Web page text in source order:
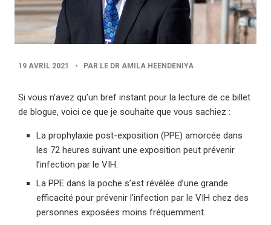
PUBLISHED
19 AVRIL 2021 • PAR LE DR AMILA HEENDENIYA
Si vous n’avez qu’un bref instant pour la lecture de ce billet
de blogue, voici ce que je souhaite que vous sachiez :
La prophylaxie post-exposition (PPE) amorcée dans
les 72 heures suivant une exposition peut prévenir
l’infection par le VIH.
La PPE dans la poche s’est révélée d’une grande
efficacité pour prévenir l’infection par le VIH chez des
personnes exposées moins fréquemment.